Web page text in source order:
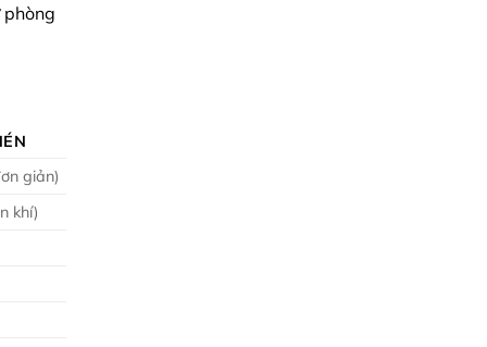
giản)
khí)